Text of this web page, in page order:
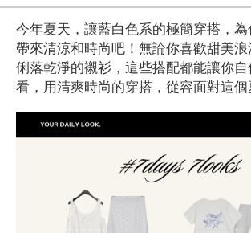
今年夏天，讓藍白色系的極簡穿搭，
帶來清涼和時尚吧！無論你喜歡甜美
俐落乾淨的襯衫，這些搭配都能讓你
看，用清爽時尚的穿搭，從容面對這